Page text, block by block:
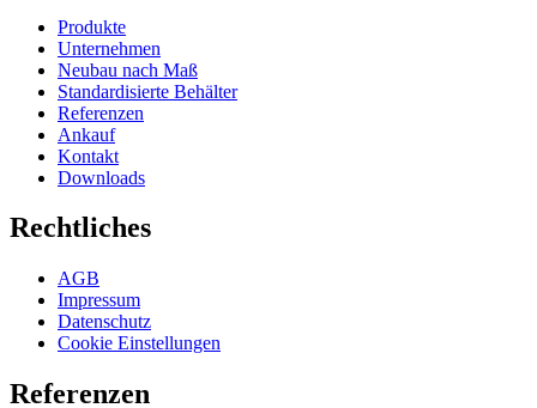
Produkte
Unternehmen
Neubau nach Maß
Standardisierte Behälter
Referenzen
Ankauf
Kontakt
Downloads
Rechtliches
AGB
Impressum
Datenschutz
Cookie Einstellungen
Referenzen